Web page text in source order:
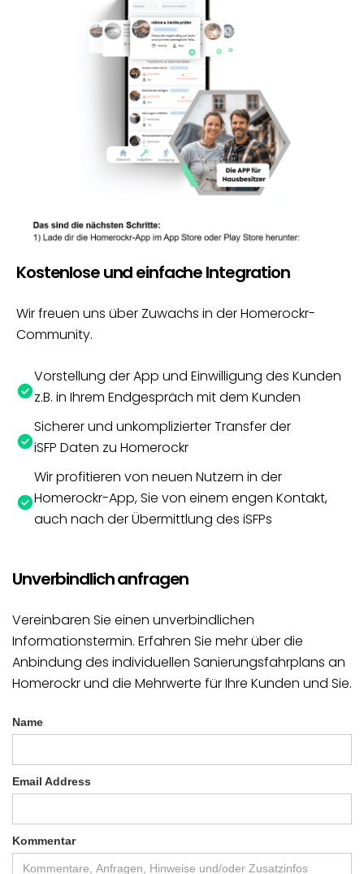
Kostenlose und einfache Integration
Wir freuen uns über Zuwachs in der Homerockr-
Community.
Vorstellung der App und Einwilligung des Kunden
z.B. in Ihrem Endgespräch mit dem Kunden
Sicherer und unkomplizierter Transfer der
iSFP Daten zu Homerockr
Wir profitieren von neuen Nutzern in der
Homerockr-App, Sie von einem engen Kontakt,
auch nach der Übermittlung des iSFPs
Unverbindlich anfragen
Vereinbaren Sie einen unverbindlichen
Informationstermin. Erfahren Sie mehr über die
Anbindung des individuellen Sanierungsfahrplans an
Homerockr und die Mehrwerte für Ihre Kunden und Sie.
Name
Email Address
Kommentar